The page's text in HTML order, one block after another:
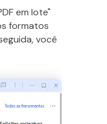
em lote"
formatos
você